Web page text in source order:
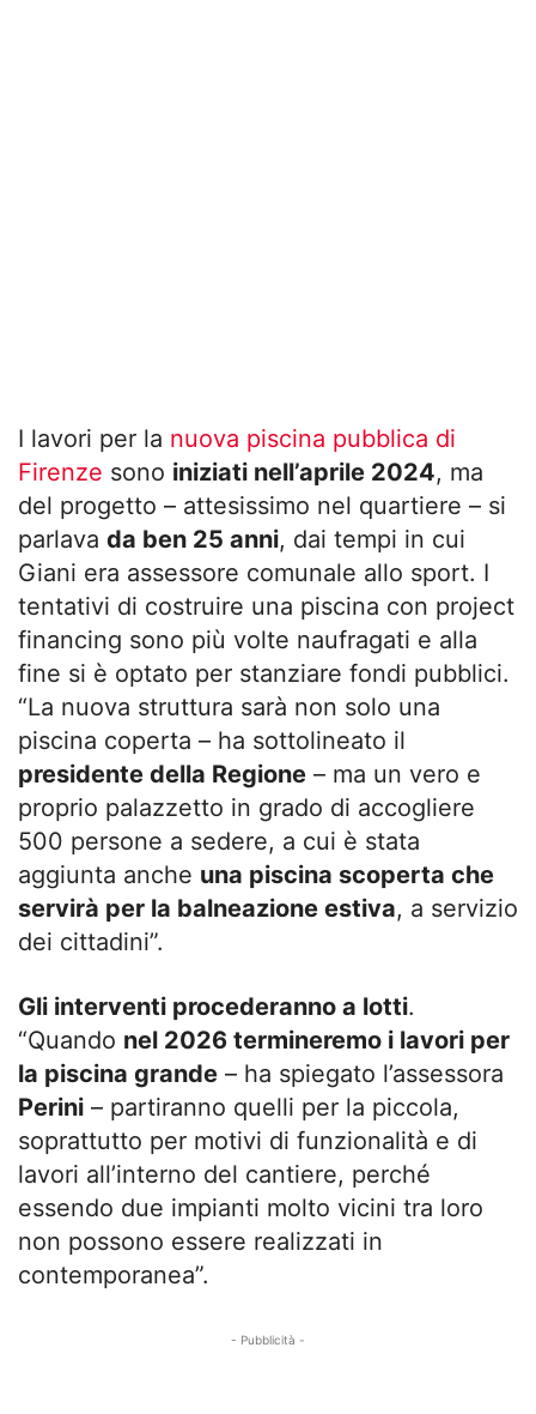
I lavori per la nuova piscina pubblica di
Firenze sono iniziati nell’aprile 2024, ma
del progetto – attesissimo nel quartiere – si
parlava da ben 25 anni, dai tempi in cui
Giani era assessore comunale allo sport. I
tentativi di costruire una piscina con project
financing sono più volte naufragati e alla
fine si è optato per stanziare fondi pubblici.
“La nuova struttura sarà non solo una
piscina coperta – ha sottolineato il
presidente della Regione – ma un vero e
proprio palazzetto in grado di accogliere
500 persone a sedere, a cui è stata
aggiunta anche una piscina scoperta che
servirà per la balneazione estiva, a servizio
dei cittadini”.
Gli interventi procederanno a lotti.
“Quando nel 2026 termineremo i lavori per
la piscina grande – ha spiegato l’assessora
Perini – partiranno quelli per la piccola,
soprattutto per motivi di funzionalità e di
lavori all’interno del cantiere, perché
essendo due impianti molto vicini tra loro
non possono essere realizzati in
contemporanea”.
- Pubblicità -